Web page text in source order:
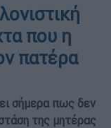
που η
πατέρα
σήμερα πως δεν
της μητέρας